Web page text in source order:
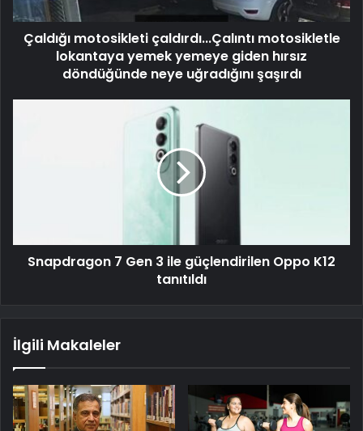
Çaldığı motosikleti çaldırdı...Çalıntı motosikletle
lokantaya yemek yemeye giden hırsız
döndüğünde neye uğradığını şaşırdı
Snapdragon 7 Gen 3 ile güçlendirilen Oppo K12
tanıtıldı
İlgili Makaleler